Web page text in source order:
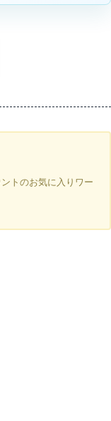
トのお気に入りワー